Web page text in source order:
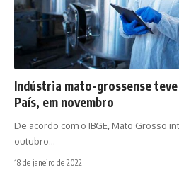
Indústria mato-grossense
País, em novembro
De acordo com o IBGE, Mato Grosso
outubro…
18 de janeiro de 2022